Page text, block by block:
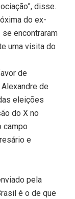
disse.
do ex-
encontraram
uma visita do
de
de
eleições
do X no
campo
e
pela
é o de que